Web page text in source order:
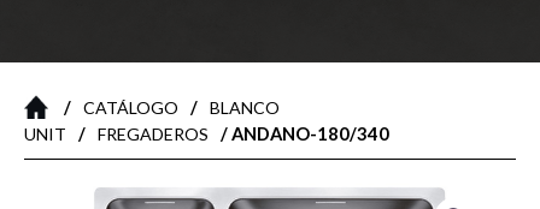
/ CATÁLOGO / BLANCO
UNIT
/ FREGADEROS / ANDANO-180/340